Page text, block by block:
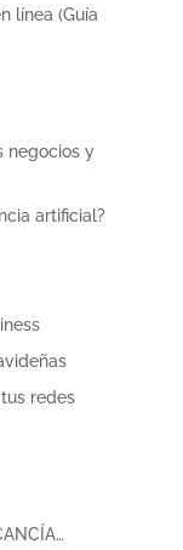
línea (Guía
negocios y
artificial?
redes